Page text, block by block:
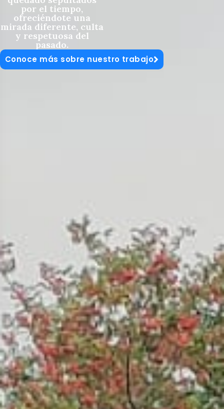
por el tiempo,
ofreciéndote una
mirada diferente, culta
y respetuosa del
pasado.
Conoce más sobre nuestro trabajo